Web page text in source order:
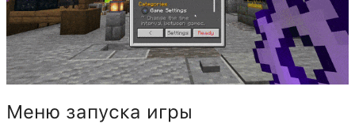
Меню запуска игры